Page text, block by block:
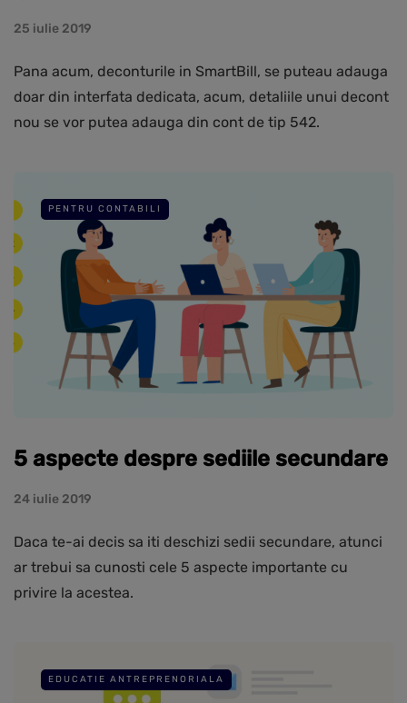
25 iulie 2019
Pana acum, deconturile in SmartBill, se puteau adauga
doar din interfata dedicata, acum, detaliile unui decont
nou se vor putea adauga din cont de tip 542.
PENTRU CONTABILI
5 aspecte despre sediile secundare
24 iulie 2019
Daca te-ai decis sa iti deschizi sedii secundare, atunci
ar trebui sa cunosti cele 5 aspecte importante cu
privire la acestea.
EDUCATIE ANTREPRENORIALA